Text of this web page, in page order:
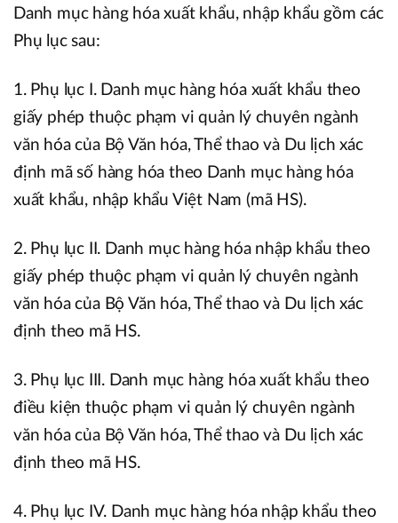
Danh mục hàng hóa xuất khẩu, nhập khẩu gồm các
Phụ lục sau:
1. Phụ lục I. Danh mục hàng hóa xuất khẩu theo
giấy phép thuộc phạm vi quản lý chuyên ngành
văn hóa của Bộ Văn hóa, Thể thao và Du lịch xác
định mã số hàng hóa theo Danh mục hàng hóa
xuất khẩu, nhập khẩu Việt Nam (mã HS).
2. Phụ lục II. Danh mục hàng hóa nhập khẩu theo
giấy phép thuộc phạm vi quản lý chuyên ngành
văn hóa của Bộ Văn hóa, Thể thao và Du lịch xác
định theo mã HS.
3. Phụ lục III. Danh mục hàng hóa xuất khẩu theo
điều kiện thuộc phạm vi quản lý chuyên ngành
văn hóa của Bộ Văn hóa, Thể thao và Du lịch xác
định theo mã HS.
4. Phụ lục IV. Danh mục hàng hóa nhập khẩu theo